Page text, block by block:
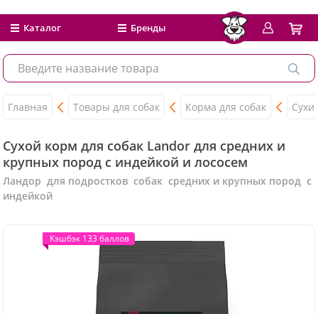
Каталог Бренды
Главная Товары для собак Корма для собак
Сухой корм для собак Landor для средних и
крупных пород c индейкой и лососем
Ландор для подростков собак средних и крупных пород с
индейкой
Кэшбэк 133 баллов